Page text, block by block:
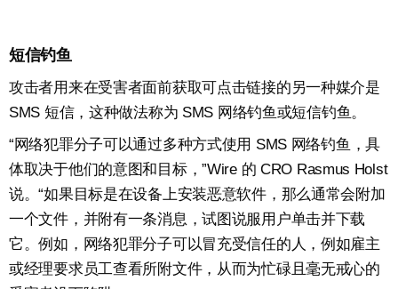
短信钓鱼
攻击者用来在受害者面前获取可点击链接的另一种媒介是
SMS 短信，这种做法称为 SMS 网络钓鱼或短信钓鱼。
“网络犯罪分子可以通过多种方式使用 SMS 网络钓鱼，具
体取决于他们的意图和目标，”Wire 的 CRO Rasmus Holst
说。“如果目标是在设备上安装恶意软件，那么通常会附加
一个文件，并附有一条消息，试图说服用户单击并下载
它。例如，网络犯罪分子可以冒充受信任的人，例如雇主
或经理要求员工查看所附文件，从而为忙碌且毫无戒心的